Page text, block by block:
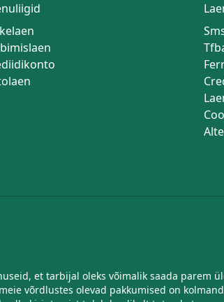
et tarbijal oleks võimalik saada parem
võrdlustes olevad pakkumised on